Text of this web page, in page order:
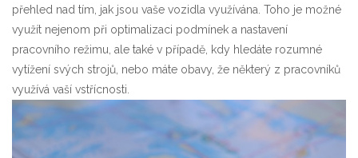
přehled nad tím, jak jsou vaše vozidla využívána. Toho je možné
využít nejenom při optimalizaci podmínek a nastavení
pracovního režimu, ale také v případě, kdy hledáte rozumné
vytížení svých strojů, nebo máte obavy, že některý z pracovníků
využívá vaší vstřícnosti.